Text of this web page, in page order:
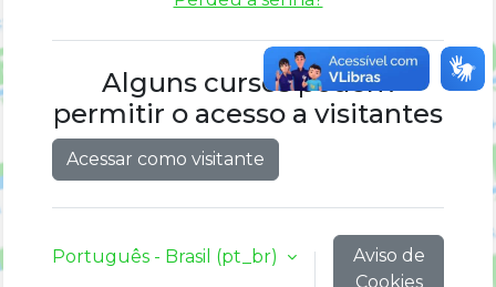
Alguns cursos podem
permitir o acesso a visitantes
Acessar como visitante
Português - Brasil ‎(pt_br)‎
Aviso de
Cookies